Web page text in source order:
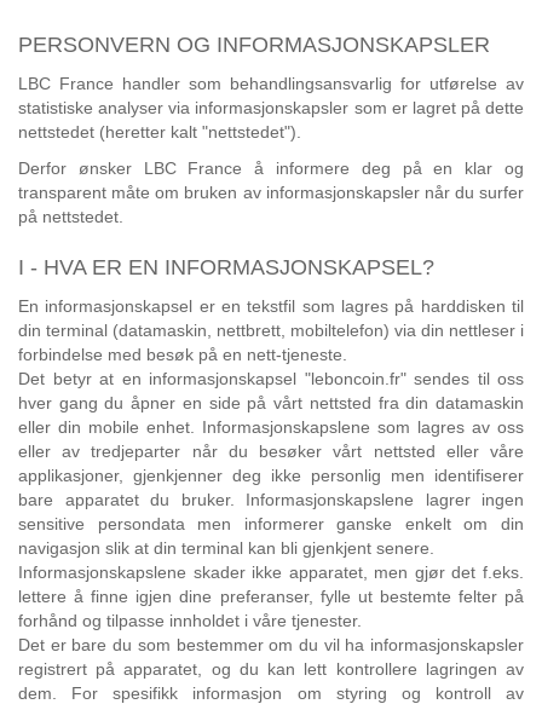
PERSONVERN OG INFORMASJONSKAPSLER
LBC France handler som behandlingsansvarlig for utførelse av
statistiske analyser via informasjonskapsler som er lagret på dette
nettstedet (heretter kalt "nettstedet").
Derfor ønsker LBC France å informere deg på en klar og
transparent måte om bruken av informasjonskapsler når du surfer
på nettstedet.
I - HVA ER EN INFORMASJONSKAPSEL?
En informasjonskapsel er en tekstfil som lagres på harddisken til
din terminal (datamaskin, nettbrett, mobiltelefon) via din nettleser i
forbindelse med besøk på en nett-tjeneste.
Det betyr at en informasjonskapsel "leboncoin.fr" sendes til oss
hver gang du åpner en side på vårt nettsted fra din datamaskin
eller din mobile enhet. Informasjonskapslene som lagres av oss
eller av tredjeparter når du besøker vårt nettsted eller våre
applikasjoner, gjenkjenner deg ikke personlig men identifiserer
bare apparatet du bruker. Informasjonskapslene lagrer ingen
sensitive persondata men informerer ganske enkelt om din
navigasjon slik at din terminal kan bli gjenkjent senere.
Informasjonskapslene skader ikke apparatet, men gjør det f.eks.
lettere å finne igjen dine preferanser, fylle ut bestemte felter på
forhånd og tilpasse innholdet i våre tjenester.
Det er bare du som bestemmer om du vil ha informasjonskapsler
registrert på apparatet, og du kan lett kontrollere lagringen av
dem. For spesifikk informasjon om styring og kontroll av